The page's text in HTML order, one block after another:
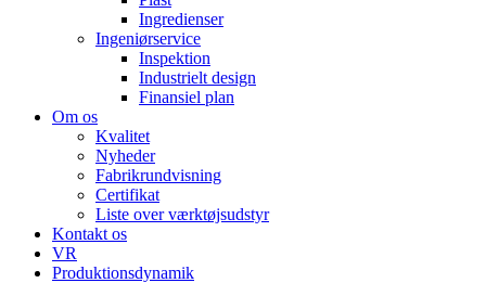
Ingredienser
Ingeniørservice
Inspektion
Industrielt design
Finansiel plan
Om os
Kvalitet
Nyheder
Fabrikrundvisning
Certifikat
Liste over værktøjsudstyr
Kontakt os
VR
Produktionsdynamik